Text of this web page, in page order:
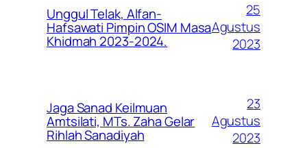
Unggul Telak, Alfan-
Hafsawati Pimpin OSIM Masa
Khidmah 2023-2024.
25
Agustus
2023
Jaga Sanad Keilmuan
Amtsilati, MTs. Zaha Gelar
Rihlah Sanadiyah
23
Agustus
2023